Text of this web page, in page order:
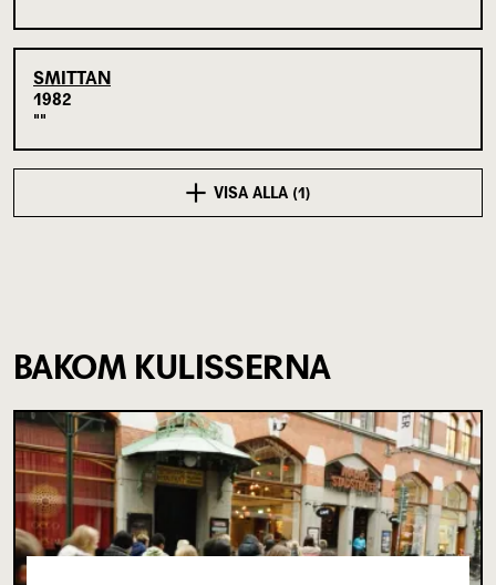
SMITTAN
1982
VISA ALLA (1)
BAKOM KULISSERNA